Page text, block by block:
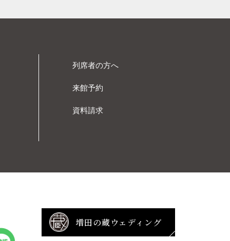
列席者の方へ
来館予約
資料請求
増田の蔵ウェディング